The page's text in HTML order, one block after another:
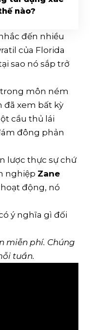
nào?
đến nhiều
của Florida
sao nó sắp trở
môn ném
đã xem bất kỳ
cầu thủ lái
đông phản
lược thực sự chứ
nghiệp Zane
động, nó
ý nghĩa gì đối
miễn phí. Chúng
tuần.